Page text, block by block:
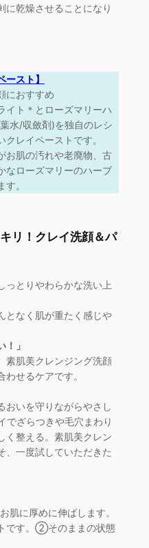
に乾燥させることになり
ースト】
におすすめ
イト＊とローズマリーハ
水/収斂剤)を独自のレシ
レイペーストです。
お肌の汚れや老廃物、古
なローズマリーのハーブ
。
リ！クレイ洗顔＆パ
っとりやわらかな洗い上
となく肌が重たく感じや
！」
素肌美クレンジング洗顔
せるケアです。
おいを守りながらやさし
でざらつきや毛穴まわり
く整える。素肌美クレン
、一度試していただきた
に厚めに伸ばします。
です。②そのままの状態